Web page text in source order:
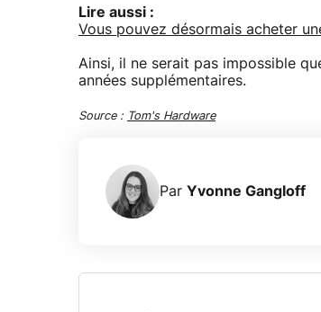
Lire aussi :
Vous pouvez désormais acheter
Ainsi, il ne serait pas impossible
années supplémentaires.
Source : Tom's Hardware
Par Yvonne Gangloff